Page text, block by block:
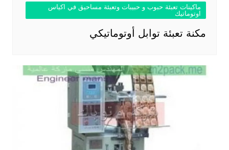
ماكينات تعبئة حبوب و حبيبات وتعبئة مساحيق في اكياس
اوتوماتيك
مكنة تعبئة توابل أوتوماتيكي